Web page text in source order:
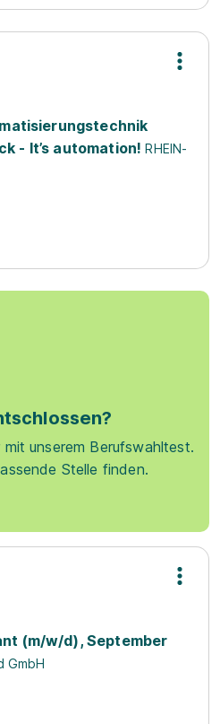
- It’s automation! RHEIN-
unserem Berufswahltest.
Stelle finden.
(m/w/d), September
GmbH